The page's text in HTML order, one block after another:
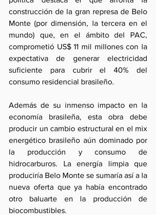
construcción de la gran represa de Belo
Monte (por dimensión, la tercera en el
mundo) que, en el ámbito del PAC,
comprometió US$ 11 mil millones con la
expectativa de generar electricidad
suficiente para cubrir el 40% del
consumo residencial brasileño.
Además de su inmenso impacto en la
economía brasileña, esta obra debe
producir un cambio estructural en el mix
energético brasileño aún dominado por
la producción y consumo de
hidrocarburos. La energía limpia que
produciría Belo Monte se sumaría así a la
nueva oferta que ya había encontrado
otro baluarte en la producción de
biocombustibles.